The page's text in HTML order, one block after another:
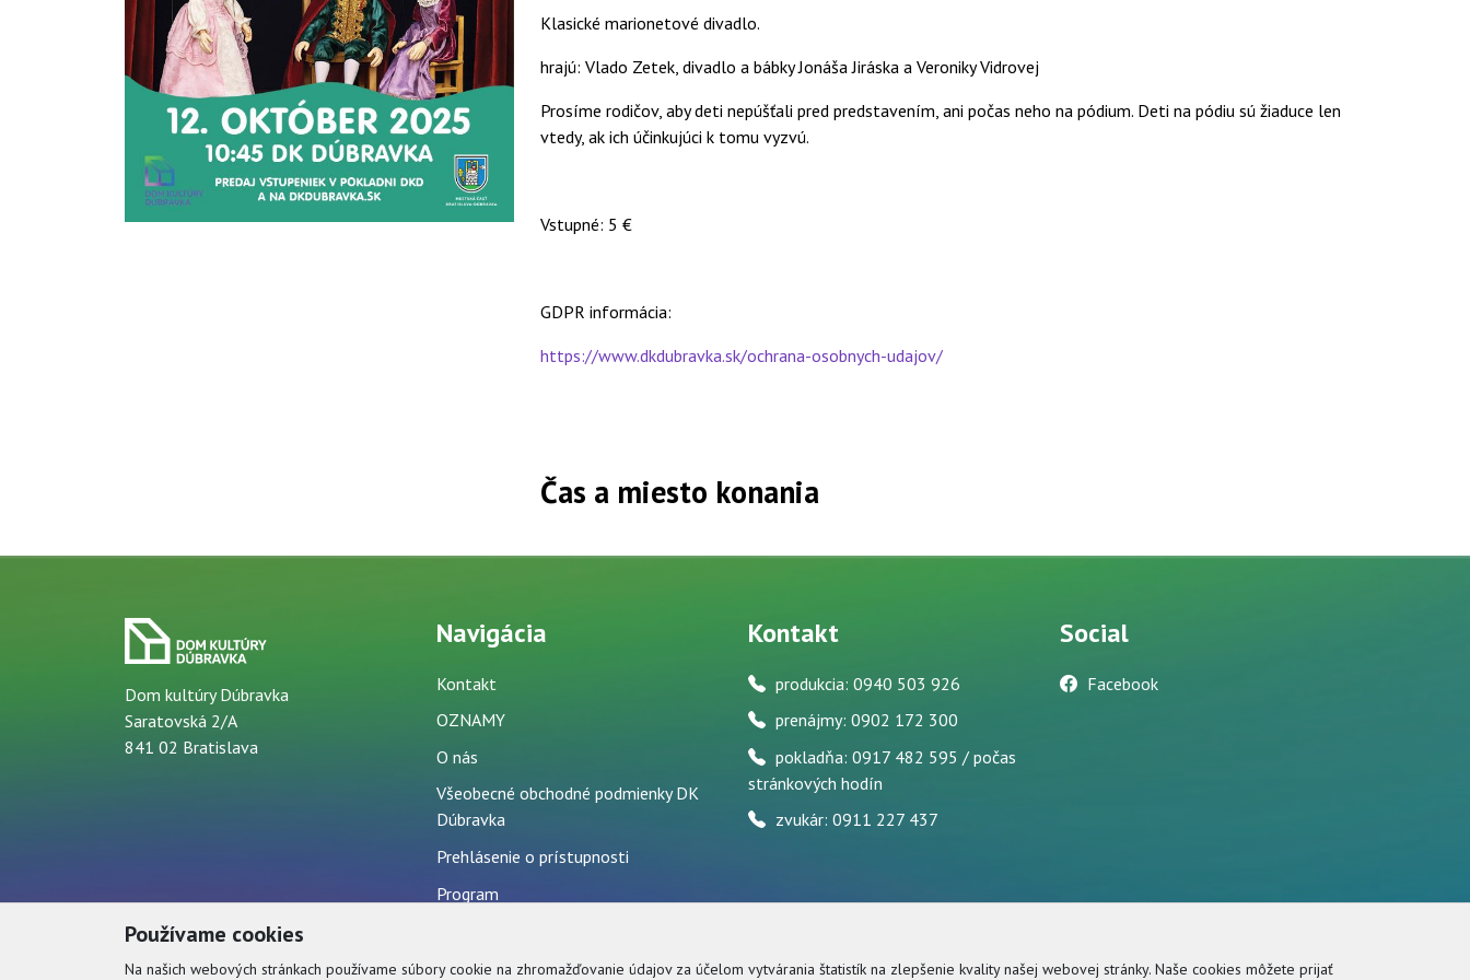
Klasické marionetové divadlo.
hrajú: Vlado Zetek, divadlo a bábky Jonáša Jiráska a Veroniky Vidrovej
Prosíme rodičov, aby deti nepúšťali pred predstavením, ani počas neho na pódium. Deti na pódiu sú žiaduce len
vtedy, ak ich účinkujúci k tomu vyzvú.
Vstupné: 5 €
GDPR informácia:
https://www.dkdubravka.sk/ochrana-osobnych-udajov/
Čas a miesto konania
Používame cookies
Na našich webových stránkach používame súbory cookie na zhromažďovanie údajov za účelom vytvárania štatistík na zlepšenie kvality našej webovej stránky. Naše cookies môžete prijať
Dom kultúry Dúbravka
Saratovská 2/A
841 02 Bratislava
Navigácia
Kontakt
OZNAMY
O nás
Všeobecné obchodné podmienky DK
Dúbravka
Prehlásenie o prístupnosti
Program
Prenájom priestorov
Kontakt
produkcia: 0940 503 926
prenájmy: 0902 172 300
pokladňa: 0917 482 595 / počas
stránkových hodín
zvukár: 0911 227 437
Social
Facebook